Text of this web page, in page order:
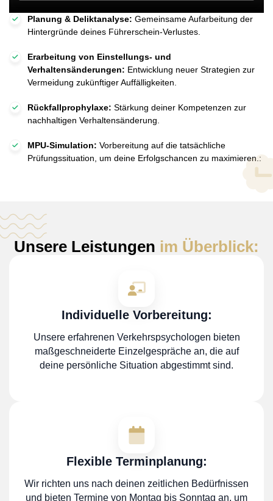
Planung & Deliktanalyse: Gemeinsame Aufarbeitung der
Hintergründe deines Führerschein-Verlustes.
Erarbeitung von Einstellungs- und
Verhaltensänderungen: Entwicklung neuer Strategien zur
Vermeidung zukünftiger Auffälligkeiten.
Rückfallprophylaxe: Stärkung deiner Kompetenzen zur
nachhaltigen Verhaltensänderung.
MPU-Simulation: Vorbereitung auf die tatsächliche
Prüfungssituation, um deine Erfolgschancen zu maximieren.:
Unsere Leistungen im Überblick:
Individuelle Vorbereitung:
Unsere erfahrenen Verkehrspsychologen bieten
maßgeschneiderte Einzelgespräche an, die auf
deine persönliche Situation abgestimmt sind.
Flexible Terminplanung:
Wir richten uns nach deinen zeitlichen Bedürfnissen
und bieten Termine von Montag bis Sonntag an, um